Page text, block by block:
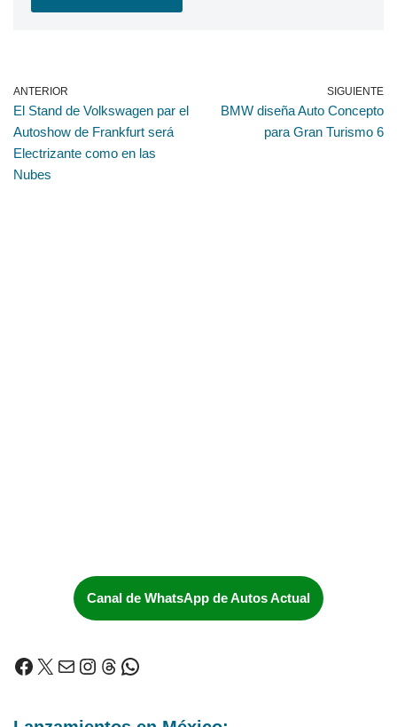
ANTERIOR
El Stand de Volkswagen par el
Autoshow de Frankfurt será
Electrizante como en las
Nubes
SIGUIENTE
BMW diseña Auto Concepto
para Gran Turismo 6
Canal de WhatsApp de Autos Actual